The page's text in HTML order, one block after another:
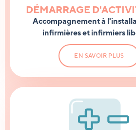
DÉMARRAGE
Accompagnement à
infirmières et infirmiers
EN SAVOIR PLUS